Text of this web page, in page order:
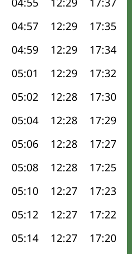
04:57 12:29 17:35
04:59 12:29 17:34
05:01 12:29 17:32
05:02 12:28 17:30
05:04 12:28 17:29
05:06 12:28 17:27
05:08 12:28 17:25
05:10 12:27 17:23
05:12 12:27 17:22
05:14 12:27 17:20